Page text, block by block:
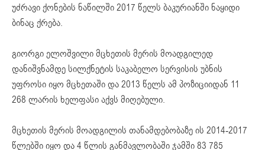
უძრავი ქონების ნაწილში 2017 წელს ბაკურიანში ნაყიდი
ბინაც ქრება.
გიორგი ელოშვილი მცხეთის მერის მოადგილედ
დანიშვნამდე სილქნეტის საკაბელო სერვისის უბნის
უფროსი იყო მცხეთაში და 2013 წელს ამ პოზიციიდან 11
268 ლარის ხელფასი აქვს მიღებული.
მცხეთის მერის მოადგილის თანამდებობაზე ის 2014-2017
წლებში იყო და 4 წლის განმავლობაში ჯამში 83 785